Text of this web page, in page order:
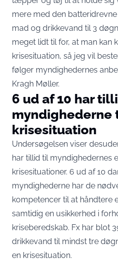
mere med den
mad og drikkevand til 3
meget lidt til for, at man kan
krisesituation, så jeg vil
følger myndighedernes
Kragh Møller.
6 ud af 10 har
myndighederne
krisesituation
Undersøgelsen viser
har tillid til myndighedernes
krisesituationer. 6 ud af 10
myndighederne har de
kompetencer til at håndtere
samtidig en usikkerhed i
kriseberedskab. Fx har blot
drikkevand til mindst tre
en krisesituation.